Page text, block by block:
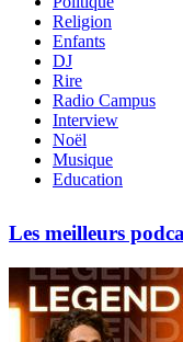
Religion
Enfants
DJ
Rire
Radio Campus
Interview
Noël
Musique
Education
Les meilleurs